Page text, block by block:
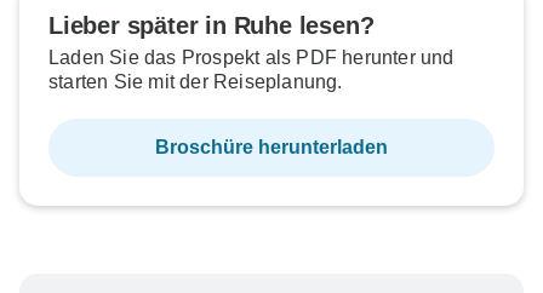
Lieber später in Ruhe lesen?
Laden Sie das Prospekt als PDF herunter und
starten Sie mit der Reiseplanung.
Broschüre herunterladen